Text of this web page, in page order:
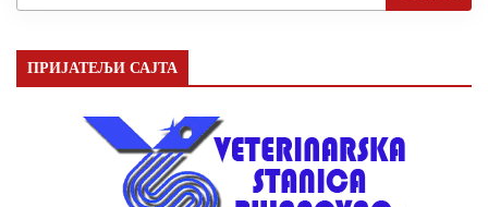
ПРИЈАТЕЉИ САЈТА